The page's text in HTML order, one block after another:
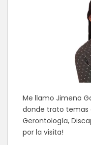
Me llamo Jimena
donde trato temas
Gerontología,
por la visita!